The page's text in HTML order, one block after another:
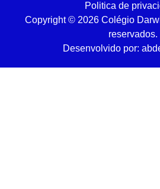
Politica de
Copyright © 2026 Colégio
reservados.
Desenvolvido por: